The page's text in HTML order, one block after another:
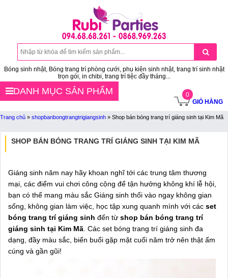
Bóng sinh nhật, Bóng trang trí phòng cưới, phụ kiện sinh nhật, trang trí sinh nhật
trọn gói, in chibi, trang trí tiệc đầy tháng...
0
GIỎ HÀNG
DANH MỤC SẢN PHẨM
Trang chủ » shopbanbongtrangtrigiangsinh » Shop bán bóng trang trí giáng sinh tại Kim Mã
SHOP BÁN BÓNG TRANG TRÍ GIÁNG SINH TẠI KIM MÃ
Giáng sinh năm nay hãy khoan nghĩ tới các trung tâm thương
mại, các điểm vui chơi công cộng để tận hưởng không khí lễ hội,
bạn có thể mang màu sắc Giáng sinh thổi vào ngay không gian
sống, không gian làm việc, học tập xung quanh mình với các set
bóng trang trí giáng sinh đến từ shop bán bóng trang trí
giáng sinh tại Kim Mã . Các set bóng trang trí giáng sinh đa
dạng, đầy màu sắc, biến buổi gặp mặt cuối năm trở nên thật ấm
cúng và gần gũi!